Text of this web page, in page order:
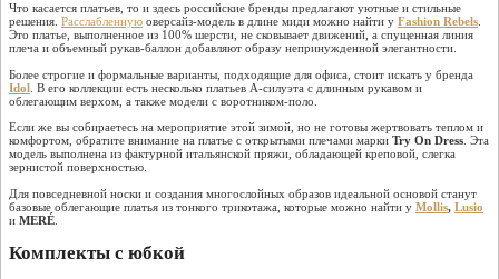
Что касается платьев, то и здесь российские бренды предлагают уютные и стильные
решения. Расслабленную оверсайз-модель в длине миди можно найти у Fashion Rebels.
Это платье, выполненное из 100% шерсти, не сковывает движений, а спущенная линия
плеча и объемный рукав-баллон добавляют образу непринужденной элегантности.
Более строгие и формальные варианты, подходящие для офиса, стоит искать у бренда
Idol . В его коллекции есть несколько платьев А-силуэта с длинным рукавом и
облегающим верхом, а также модели с воротником-поло.
Если же вы собираетесь на мероприятие этой зимой, но не готовы жертвовать теплом и
комфортом, обратите внимание на платье с открытыми плечами марки Try On Dress. Эта
модель выполнена из фактурной итальянской пряжи, обладающей креповой, слегка
зернистой поверхностью.
Для повседневной носки и создания многослойных образов идеальной основой станут
базовые облегающие платья из тонкого трикотажа, которые можно найти у Mollis, Lusio
и MERÉ
Комплекты с юбкой